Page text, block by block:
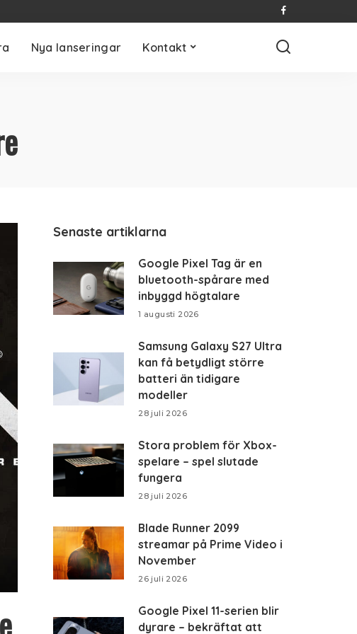
Nya lanseringar Kontakt
Senaste artiklarna
Google Pixel Tag är en
bluetooth-spårare med
inbyggd högtalare
1 augusti 2026
Samsung Galaxy S27 Ultra
kan få betydligt större
batteri än tidigare
modeller
28 juli 2026
Stora problem för Xbox-
spelare – spel slutade
fungera
28 juli 2026
Blade Runner 2099
streamar på Prime Video i
November
26 juli 2026
Google Pixel 11-serien blir
dyrare – bekräftat att